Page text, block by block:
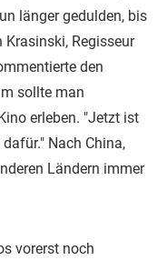
länger gedulden, bis
Regisseur
den
sollte man
erleben. "Jetzt ist
Nach China,
Ländern immer
vorerst noch